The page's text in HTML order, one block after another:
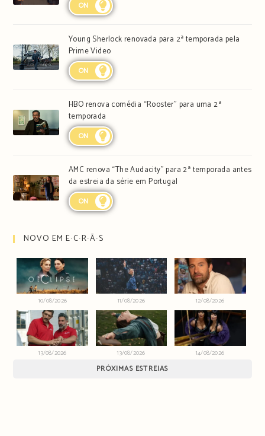
ON
Young Sherlock renovada para 2ª temporada pela
Prime Video
ON
HBO renova comédia “Rooster” para uma 2ª
temporada
ON
AMC renova “The Audacity” para 2ª temporada antes
da estreia da série em Portugal
ON
NOVO EM E∙C∙R∙Ã∙S
10/08/2026 11/08/2026 12/08/2026
13/08/2026 13/08/2026 14/08/2026
PRÓXIMAS ESTREIAS